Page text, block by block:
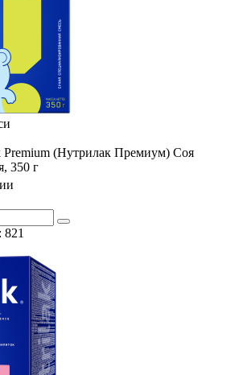
Premium (Нутрилак Премиум) Соя
350 г
821